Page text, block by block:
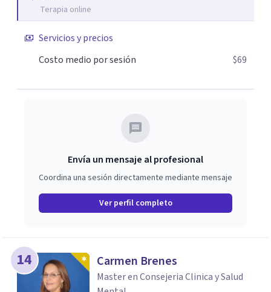
Terapia online
Servicios y precios
Costo medio por sesión
$69
Envía un mensaje al profesional
Coordina una sesión directamente mediante mensaje
Ver perfil completo
14 Carmen Brenes
Master en Consejeria Clinica y Salud